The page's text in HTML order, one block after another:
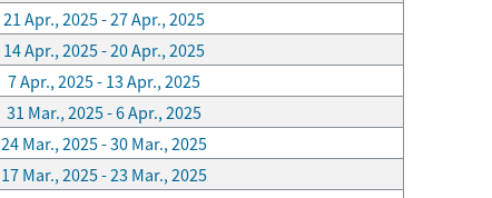
21 Apr., 2025 - 27 Apr., 2025
14 Apr., 2025 - 20 Apr., 2025
7 Apr., 2025 - 13 Apr., 2025
31 Mar., 2025 - 6 Apr., 2025
24 Mar., 2025 - 30 Mar., 2025
17 Mar., 2025 - 23 Mar., 2025